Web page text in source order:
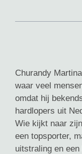
Churandy
waar veel
omdat hij
hardlopers uit
Wie kijkt naar
een topsporter,
uitstraling en